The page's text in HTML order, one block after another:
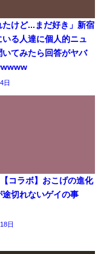
たけど...まだ好き」新宿
いる人達に個人的ニュ
いてみたら回答がヤバ
日
コラボ】おこげの進化
途切れないゲイの事
日